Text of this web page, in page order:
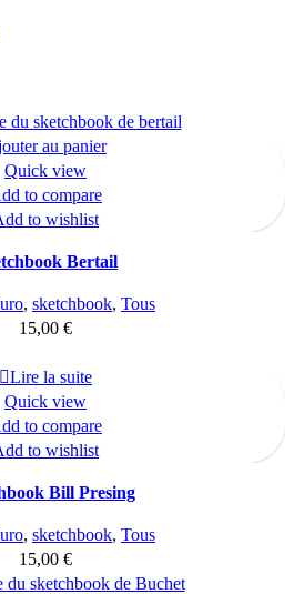
au panier
Quick view
to compare
to wishlist
Bertail
, sketchbook, Tous
15,00 €
Lire la suite
Quick view
to compare
to wishlist
Bill Presing
, sketchbook, Tous
15,00 €